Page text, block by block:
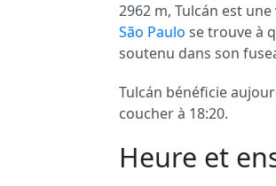
2962 m, Tulcán est
São Paulo se trouve à
soutenu dans son
Tulcán bénéficie
coucher à 18:20.
Heure et